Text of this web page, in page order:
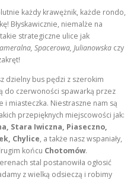
każdy krawężnik, każde rondo,
Błyskawicznie, niemalże na
strategiczne ulice jak
Spacerowa, Julianowska czy
dzielny bus pędzi z szerokim
do czerwoności spawarką przez
i miasteczka. Niestraszne nam są
przepięknych miejscowości jak:
Stara Iwiczna, Piaseczno,
Chylice, a także nasz wspaniały,
końcu Chotomów.
stal postanowiła ogłosić
z wielką odsieczą i robimy